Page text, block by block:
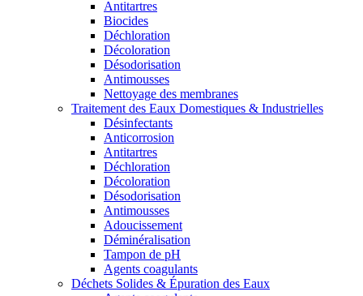
Antitartres
Biocides
Déchloration
Décoloration
Désodorisation
Antimousses
Nettoyage des membranes
Traitement des Eaux Domestiques & Industrielles
Désinfectants
Anticorrosion
Antitartres
Déchloration
Décoloration
Désodorisation
Antimousses
Adoucissement
Déminéralisation
Tampon de pH
Agents coagulants
Déchets Solides & Épuration des Eaux